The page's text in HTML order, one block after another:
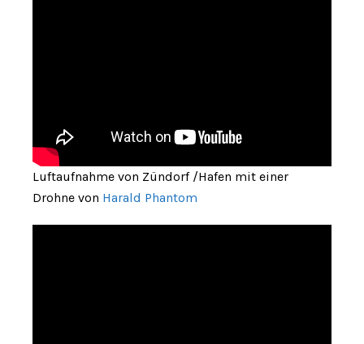
Luftaufnahme von Zündorf /Hafen mit einer
Drohne von Harald Phantom